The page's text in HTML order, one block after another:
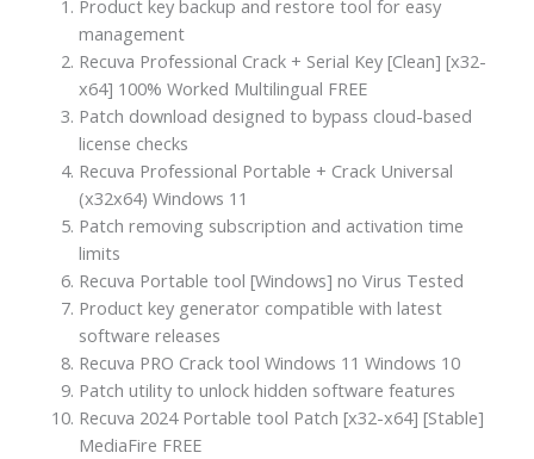
Product key backup and restore tool for easy
management
Recuva Professional Crack + Serial Key [Clean] [x32-
x64] 100% Worked Multilingual FREE
Patch download designed to bypass cloud-based
license checks
Recuva Professional Portable + Crack Universal
(x32x64) Windows 11
Patch removing subscription and activation time
limits
Recuva Portable tool [Windows] no Virus Tested
Product key generator compatible with latest
software releases
Recuva PRO Crack tool Windows 11 Windows 10
Patch utility to unlock hidden software features
Recuva 2024 Portable tool Patch [x32-x64] [Stable]
MediaFire FREE